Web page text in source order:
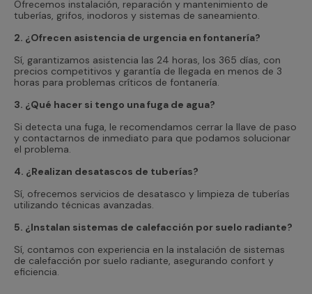
Ofrecemos instalación, reparación y mantenimiento de
tuberías, grifos, inodoros y sistemas de saneamiento.
2. ¿Ofrecen asistencia de urgencia en fontanería?
Sí, garantizamos asistencia las 24 horas, los 365 días, con
precios competitivos y garantía de llegada en menos de 3
horas para problemas críticos de fontanería.
3. ¿Qué hacer si tengo una fuga de agua?
Si detecta una fuga, le recomendamos cerrar la llave de paso
y contactarnos de inmediato para que podamos solucionar
el problema.
4. ¿Realizan desatascos de tuberías?
Sí, ofrecemos servicios de desatasco y limpieza de tuberías
utilizando técnicas avanzadas.
5. ¿Instalan sistemas de calefacción por suelo radiante?
Sí, contamos con experiencia en la instalación de sistemas
de calefacción por suelo radiante, asegurando confort y
eficiencia.